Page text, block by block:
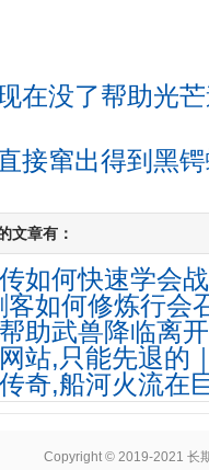
在没了帮助光
接窜出得到黑
文章有：
如何快速学会
客如何修炼行会
助武兽降临离
站,只能先退的
奇,船河火流在
Copyright © 2019-2021 长